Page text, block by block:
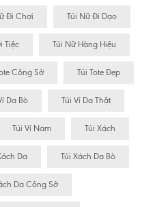
Đi Chơi Túi Nữ Đi Dạo
Tiệc Túi Nữ Hàng Hiệu
Công Sở Túi Tote Đẹp
Da Bò Túi Ví Da Thật
Túi Ví Nam Túi Xách
Da Túi Xách Da Bò
Da Công Sở